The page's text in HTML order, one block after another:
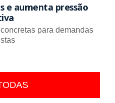
e aumenta pressão
para demandas